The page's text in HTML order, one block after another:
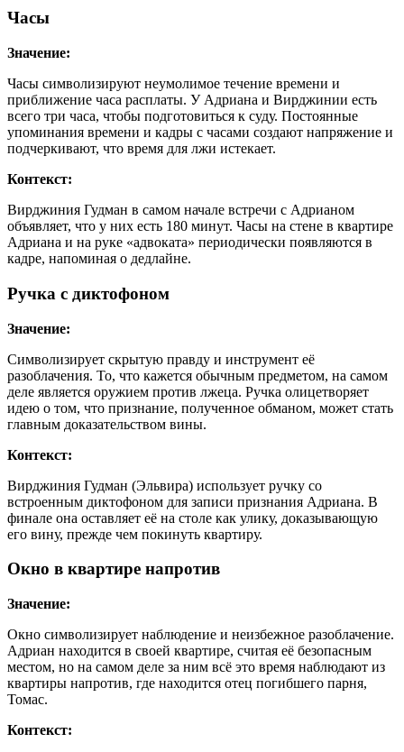
Часы
Значение:
Часы символизируют неумолимое течение времени и
приближение часа расплаты. У Адриана и Вирджинии есть
всего три часа, чтобы подготовиться к суду. Постоянные
упоминания времени и кадры с часами создают напряжение и
подчеркивают, что время для лжи истекает.
Контекст:
Вирджиния Гудман в самом начале встречи с Адрианом
объявляет, что у них есть 180 минут. Часы на стене в квартире
Адриана и на руке «адвоката» периодически появляются в
кадре, напоминая о дедлайне.
Ручка с диктофоном
Значение:
Символизирует скрытую правду и инструмент её
разоблачения. То, что кажется обычным предметом, на самом
деле является оружием против лжеца. Ручка олицетворяет
идею о том, что признание, полученное обманом, может стать
главным доказательством вины.
Контекст:
Вирджиния Гудман (Эльвира) использует ручку со
встроенным диктофоном для записи признания Адриана. В
финале она оставляет её на столе как улику, доказывающую
его вину, прежде чем покинуть квартиру.
Окно в квартире напротив
Значение:
Окно символизирует наблюдение и неизбежное разоблачение.
Адриан находится в своей квартире, считая её безопасным
местом, но на самом деле за ним всё это время наблюдают из
квартиры напротив, где находится отец погибшего парня,
Томас.
Контекст: